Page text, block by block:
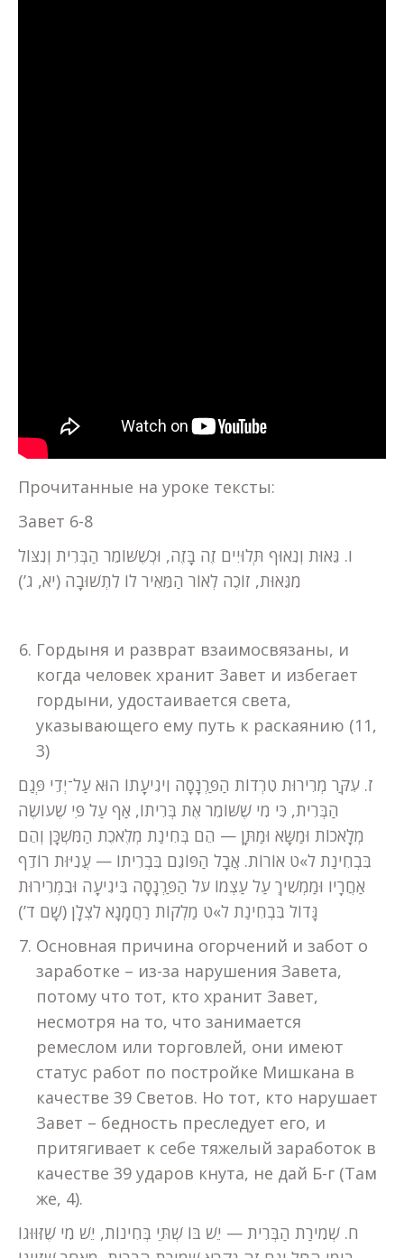
Прочитанные на уроке тексты:
Завет 6-8
ו. גֵּאוּת וְנִאוּף תְּלוּיִים זֶה בָּזֶה, וּכְשֶׁשּׁוֹמֵר הַבְּרִית וְנִצּוֹל
מִגֵּאוּת, זוֹכֶה לְאוֹר הַמֵּאִיר לוֹ לִתְשׁוּבָה (יא, ג’)
Гордыня и разврат взаимосвязаны, и
когда человек хранит Завет и избегает
гордыни, удостаивается света,
указывающего ему путь к раскаянию (11,
3)
ז. עִקַּר מְרִירוּת טִרְדוֹת הַפַּרְנָסָה וִיגִיעָתוֹ הוּא עַל־יְדֵי פְּגַם
הַבְּרִית, כִּי מִי שֶׁשּׁוֹמֵר אֶת בְּרִיתוֹ, אַף עַל פִּי שֶׁעוֹשֶׂה
מְלָאכוֹת וּמַשָּׂא וּמַתָּן — הֵם בְּחִינַת מְלֶאכֶת הַמִּשְׁכָּן וְהֵם
בִּבְחִינַת ל»ט אוֹרוֹת. אֲבָל הַפּוֹגֵם בִּבְרִיתוֹ — עֲנִיּוּת רוֹדֵף
אַחֲרָיו וּמַמְשִׁיךְ עַל עַצְמוֹ עֹל הַפַּרְנָסָה בִּיגִיעָה וּבִמְרִירוּת
גָּדוֹל בִּבְחִינַת ל»ט מַלְקוֹת רַחֲמָנָא לִצְלָן (שָׁם ד’)
Основная причина огорчений и забот о
заработке – из-за нарушения Завета,
потому что тот, кто хранит Завет,
несмотря на то, что занимается
ремеслом или торговлей, они имеют
статус работ по постройке Мишкана в
качестве 39 Светов. Но тот, кто нарушает
Завет – бедность преследует его, и
притягивает к себе тяжелый заработок в
качестве 39 ударов кнута, не дай Б-г (Там
же, 4).
ח. שְׁמִירַת הַבְּרִית — יֵשׁ בּוֹ שְׁתֵּי בְּחִינוֹת, יֵשׁ מִי שֶׁזִּוּוּגוֹ